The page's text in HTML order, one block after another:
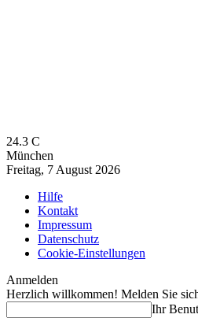
24.3 C
München
Freitag, 7 August 2026
Hilfe
Kontakt
Impressum
Datenschutz
Cookie-Einstellungen
Anmelden
Herzlich willkommen! Melden Sie
Ihr